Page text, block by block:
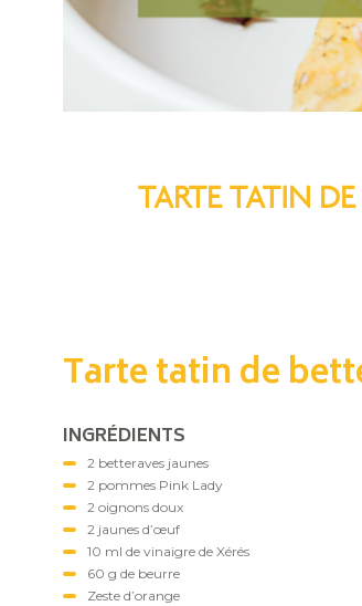
TARTE TATIN
Tarte tatin de
INGRÉDIENTS
2 betteraves jaunes
2 pommes Pink Lady
2 oignons doux
2 jaunes d’œuf
10 ml de vinaigre de Xérés
60 g de beurre
Zeste d’orange